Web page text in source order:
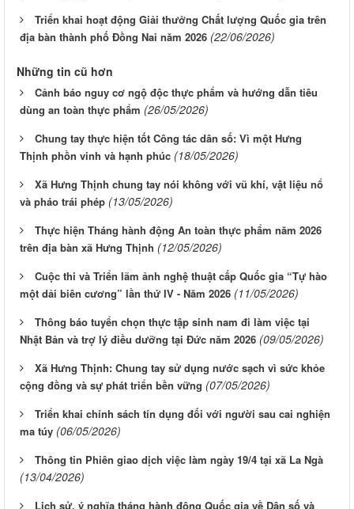
Triển khai hoạt động Giải thưởng Chất lượng Quốc gia trên
địa bàn thành phố Đồng Nai năm 2026 (22/06/2026)
Những tin cũ hơn
Cảnh báo nguy cơ ngộ độc thực phẩm và hướng dẫn tiêu
dùng an toàn thực phẩm (26/05/2026)
Chung tay thực hiện tốt Công tác dân số: Vì một Hưng
Thịnh phồn vinh và hạnh phúc (18/05/2026)
Xã Hưng Thịnh chung tay nói không với vũ khí, vật liệu nổ
và pháo trái phép (13/05/2026)
Thực hiện Tháng hành động An toàn thực phẩm năm 2026
trên địa bàn xã Hưng Thịnh (12/05/2026)
Cuộc thi và Triển lãm ảnh nghệ thuật cấp Quốc gia “Tự hào
một dải biên cương” lần thứ IV - Năm 2026 (11/05/2026)
Thông báo tuyển chọn thực tập sinh nam đi làm việc tại
Nhật Bản và trợ lý điều dưỡng tại Đức năm 2026 (09/05/2026)
Xã Hưng Thịnh: Chung tay sử dụng nước sạch vì sức khỏe
cộng đồng và sự phát triển bền vững (07/05/2026)
Triển khai chính sách tín dụng đối với người sau cai nghiện
ma túy (06/05/2026)
Thông tin Phiên giao dịch việc làm ngày 19/4 tại xã La Ngà
(13/04/2026)
Lịch sử, ý nghĩa tháng hành động Quốc gia về Dân số và